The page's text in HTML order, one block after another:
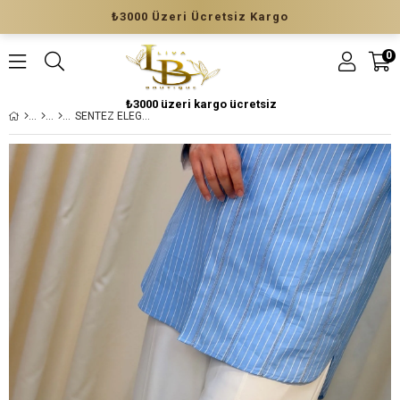
₺3000 Üzeri Ücretsiz Kargo
₺3000 üzeri kargo ücretsiz
0
SENTEZ ELEGANCE DAR PAÇA PANT.5618 EKRU